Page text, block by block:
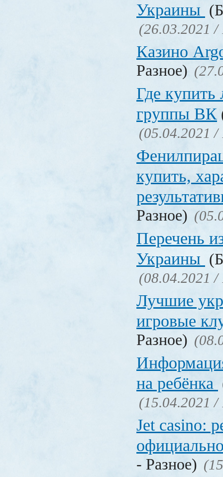
Украины
(26.03.2021 /
Казино
Разное)
Где купить
группы ВК
(05.04.2021 /
купить,
Разное)
Перечень
Украины
(08.04.2021 /
Лучшие
игровые
Разное)
на ребёнка
(15.04.2021 /
Jet casino:
- Разное)